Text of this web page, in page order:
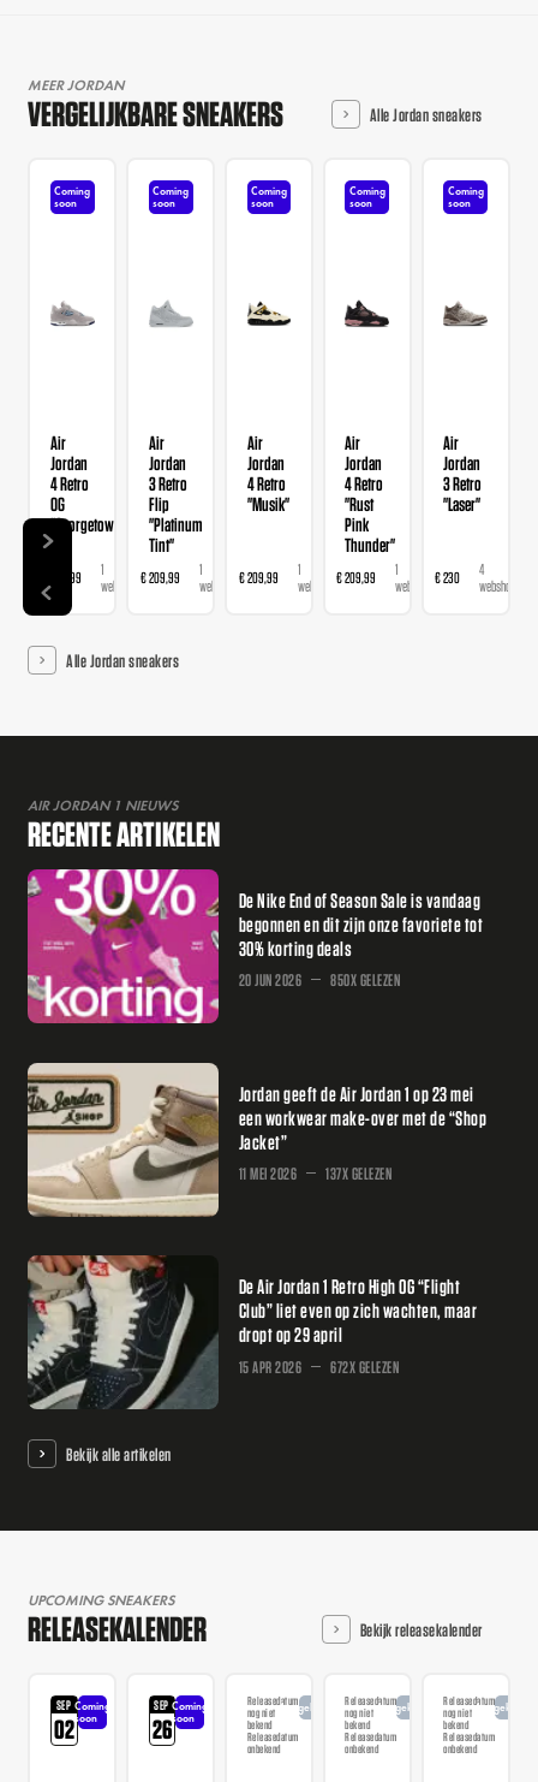
MEER JORDAN
VERGELIJKBARE SNEAKERS Alle Jordan sneakers
Coming
soon
Air
Jordan
4 Retro
OG
"Georgetown"
€ 209,99
1
webshop
Coming
soon
Air
Jordan
3 Retro
Flip
"Platinum
Tint"
€ 209,99
1
webshop
Coming
soon
Air
Jordan
4 Retro
"Musik"
€ 209,99
1
webshop
Coming
soon
Air
Jordan
4 Retro
"Rust
Pink
Thunder"
€ 209,99
1
webshop
Coming
soon
Air
Jordan
3 Retro
"Laser"
€ 230
4
webshops
Alle Jordan sneakers
AIR JORDAN 1 NIEUWS
RECENTE ARTIKELEN
De Nike End of Season Sale is vandaag
begonnen en dit zijn onze favoriete tot
30% korting deals
20 JUN 2026 850X GELEZEN
Jordan geeft de Air Jordan 1 op 23 mei
een workwear make-over met de “Shop
Jacket”
11 MEI 2026 137X GELEZEN
De Air Jordan 1 Retro High OG “Flight
Club” liet even op zich wachten, maar
dropt op 29 april
15 APR 2026 672X GELEZEN
Bekijk alle artikelen
UPCOMING SNEAKERS
RELEASEKALENDER Bekijk releasekalender
SEP
02
Coming
soon
SEP
26
Coming
soon
Releasedatum
nog niet
bekend
Releasedatum
onbekend
AangekondigdReleasedatum
nog niet
bekend
Releasedatum
onbekend
AangekondigdReleasedatum
nog niet
bekend
Releasedatum
onbekend